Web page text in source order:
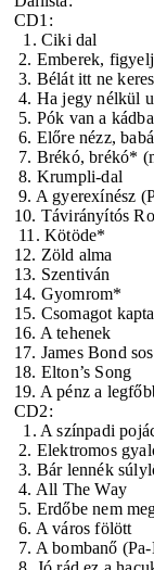
CD1:
1. Ciki dal
2. Emberek,
3. Bélát itt ne
4. Ha jegy nélkül
5. Pók van a
6. Előre nézz,
7. Brékó, brékó*
8. Krumpli-dal
9. A gyerexínész
10. Távirányítós
11. Kötöde*
12. Zöld alma
13. Szentiván
14. Gyomrom*
15. Csomagot
16. A tehenek
17. James Bond
18. Elton’s Song
19. A pénz a
CD2:
1. A színpadi
2. Elektromos
3. Bár lennék
4. All The Way
5. Erdőbe nem
6. A város fölött
7. A bombanő